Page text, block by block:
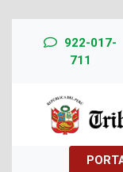
922-017-
711